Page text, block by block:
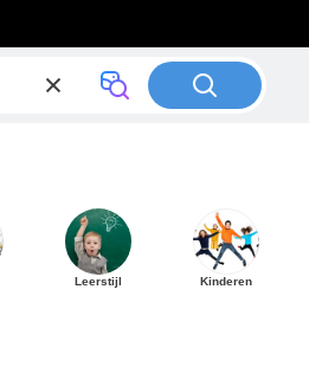
Leerstijl Kinderen